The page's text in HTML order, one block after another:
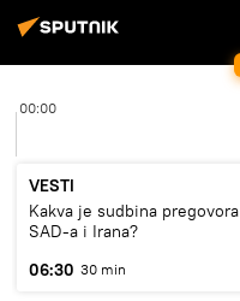
00:00
VESTI
Kakva je sudbina pregovora
SAD-a i Irana?
06:30 30 min